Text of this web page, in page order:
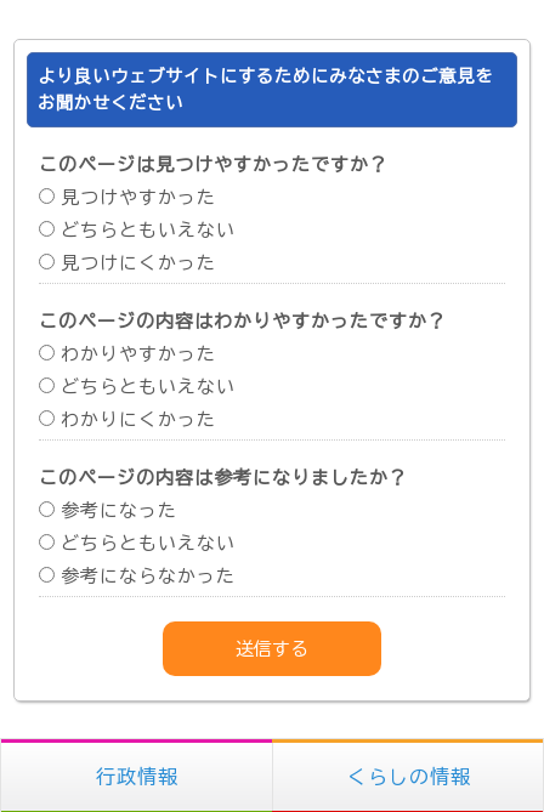
より良いウェブサイトにするためにみなさまのご意見を
お聞かせください
このページは見つけやすかったですか？
見つけやすかった
どちらともいえない
見つけにくかった
このページの内容はわかりやすかったですか？
わかりやすかった
どちらともいえない
わかりにくかった
このページの内容は参考になりましたか？
参考になった
どちらともいえない
参考にならなかった
行政情報 くらしの情報